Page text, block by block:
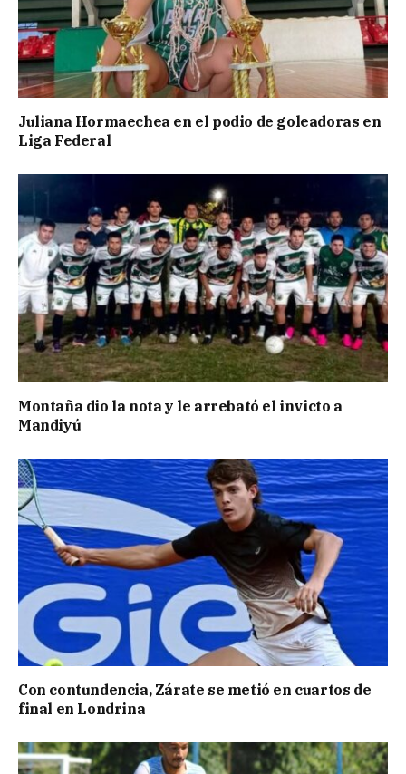
Juliana Hormaechea en el podio de goleadoras en
Liga Federal
Montaña dio la nota y le arrebató el invicto a
Mandiyú
Con contundencia, Zárate se metió en cuartos de
final en Londrina